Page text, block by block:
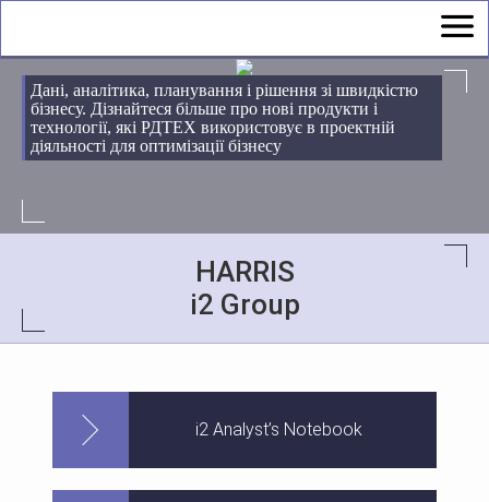
Дані, аналітика, планування і рішення зі швидкістю
бізнесу. Дізнайтеся більше про нові продукти і
технології, які РДТЕХ використовує в проектній
діяльності для оптимізації бізнесу
HARRIS
і2 Group
i2 Analyst’s Notebook